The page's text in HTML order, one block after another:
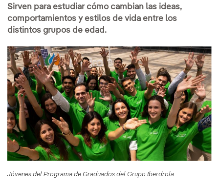
Sirven para estudiar cómo cambian las ideas,
comportamientos y estilos de vida entre los
distintos grupos de edad.
Jóvenes del Programa de Graduados del Grupo Iberdrola